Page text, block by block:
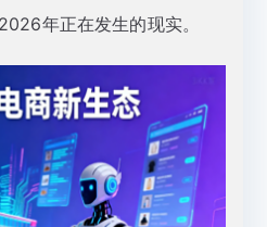
年正在发生的现实。